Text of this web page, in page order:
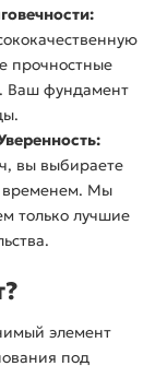
прочностные
Ваш фундамент
вы выбираете
временем. Мы
только лучшие
элемент
под